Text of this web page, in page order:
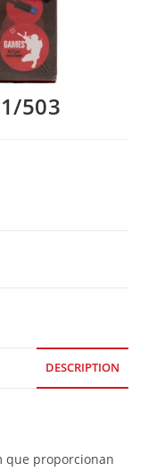
503
DESCRIPTION
que proporcionan